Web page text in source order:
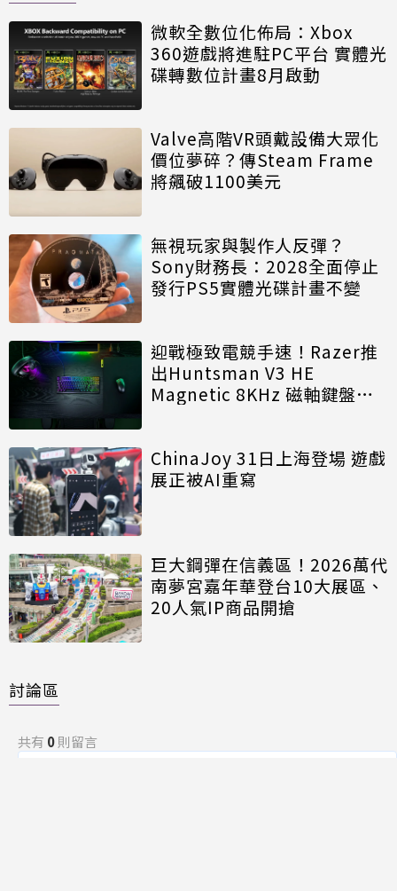
微軟全數位化佈局：Xbox
360遊戲將進駐PC平台 實體光
碟轉數位計畫8月啟動
Valve高階VR頭戴設備大眾化
價位夢碎？傳Steam Frame
將飆破1100美元
無視玩家與製作人反彈？
Sony財務長：2028全面停止
發行PS5實體光碟計畫不變
迎戰極致電競手速！Razer推
出Huntsman V3 HE
Magnetic 8KHz 磁軸鍵盤效
ChinaJoy 31日上海登場 遊戲
展正被AI重寫
巨大鋼彈在信義區！2026萬代
南夢宮嘉年華登台10大展區、
20人氣IP商品開搶
討論區
共有 0則留言